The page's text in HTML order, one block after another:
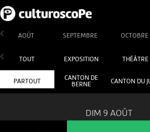
AOÛT SEPTEMBRE OCTOBRE
TOUT EXPOSITION THÉÂTRE
PARTOUT
CANTON DE
BERNE
CANTON DU
DIM 9 AOÛT